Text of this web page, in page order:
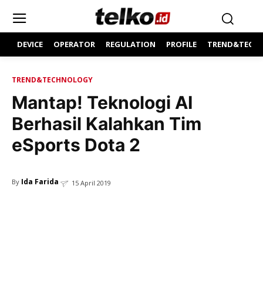
DEVICE OPERATOR REGULATION PROFILE
TREND&TECHNOLOGY
Mantap! Teknologi AI
Berhasil Kalahkan Tim
eSports Dota 2
By Ida Farida 15 April 2019